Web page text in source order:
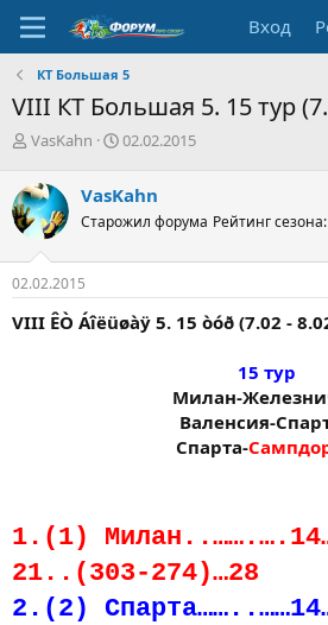
Вход
КТ Большая 5
VIII КТ Большая 5. 15 тур
А
т
о
р
е
м
VasKahn
Д
а
н
ч
а
02.02.2015
VasKahn
Старожил форума Рейтинг
02.02.2015
VIII ÊÒ Áîëüøàÿ 5. 15 òóð (7.02 -
15 тур
Милан-
Валенсия-
Спарта-
1.(1)
21..(303-274)…28
2.(2)